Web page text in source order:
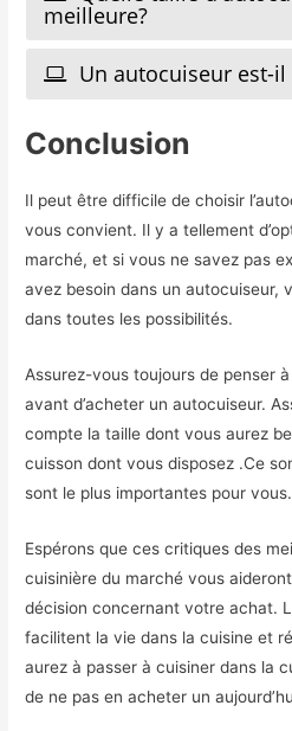
meilleure?
Un autocuiseur est-il
Conclusion
Il peut être difficile de choisir
vous convient. Il y a tellement
marché, et si vous ne savez pas
avez besoin dans un autocuiseur,
dans toutes les possibilités.
Assurez-vous toujours de penser
avant d’acheter un autocuiseur.
compte la taille dont vous aurez
cuisson dont vous disposez .Ce
sont le plus importantes pour vous.
Espérons que ces critiques des
cuisinière du marché vous
décision concernant votre achat.
facilitent la vie dans la cuisine et
aurez à passer à cuisiner dans la
de ne pas en acheter un